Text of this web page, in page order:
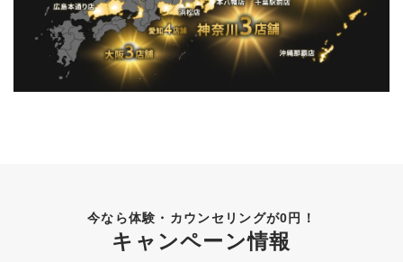
今なら体験・カウンセリングが0円！
キャンペーン情報